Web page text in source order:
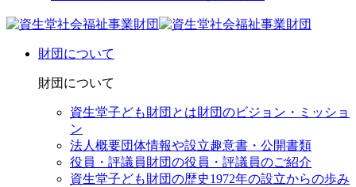
財団について
財団について
資生堂子ども財団とは財団のビジョン・ミッショ
ン
法人概要団体情報や設立趣意書・公開書類
役員・評議員財団の役員・評議員のご紹介
資生堂子ども財団の歴史1972年の設立からの歩み